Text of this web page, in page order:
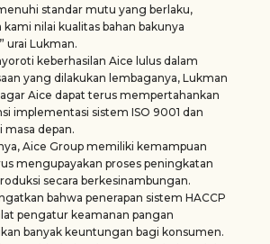
standar mutu yang berlaku,
nilai kualitas bahan bakunya
urai Lukman.
keberhasilan Aice lulus dalam
yang dilakukan lembaganya, Lukman
Aice dapat terus mempertahankan
implementasi sistem ISO 9001 dan
masa depan.
Aice Group memiliki kemampuan
mengupayakan proses peningkatan
secara berkesinambungan.
bahwa penerapan sistem HACCP
pengatur keamanan pangan
banyak keuntungan bagi konsumen.